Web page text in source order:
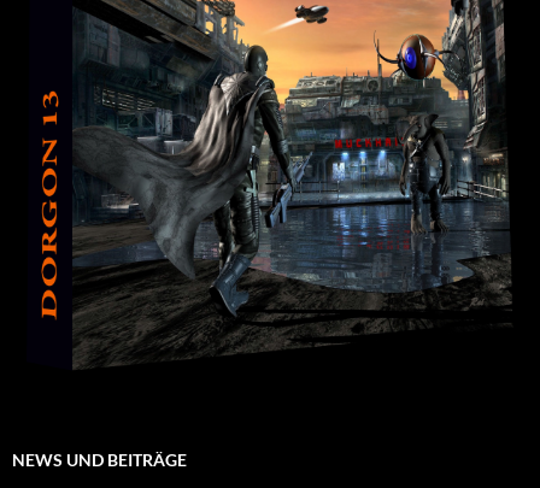
NEWS UND BEITRÄGE